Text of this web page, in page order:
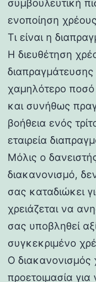
συμβουλευτική
ενοποίηση
Τι είναι η
Η διευθέτηση
χαμηλότερο
και συνήθως
βοήθεια ενός
εταιρεία
Μόλις ο
διακανονισμό,
σας καταδιώκει
χρειάζεται να
σας υποβληθεί
συγκεκριμένο
Ο διακανονισμός
προετοιμασία